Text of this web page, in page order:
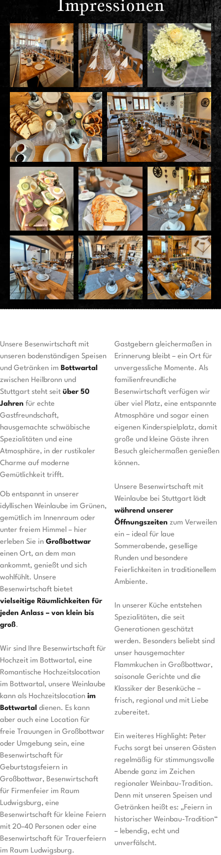
Unsere Besenwirtschaft mit
unseren bodenständigen Speisen
und Getränken im Bottwartal
zwischen Heilbronn und
Stuttgart steht seit über 50
Jahren für echte
Gastfreundschaft,
hausgemachte schwäbische
Spezialitäten und eine
Atmosphäre, in der rustikaler
Charme auf moderne
Gemütlichkeit trifft.
Ob entspannt in unserer
idyllischen Weinlaube im Grünen,
gemütlich im Innenraum oder
unter freiem Himmel – hier
erleben Sie in Großbottwar
einen Ort, an dem man
ankommt, genießt und sich
wohlfühlt. Unsere
Besenwirtschaft bietet
vielseitige Räumlichkeiten für
jeden Anlass – von klein bis
groß.
Wir sind Ihre Besenwirtschaft für
Hochzeit im Bottwartal, eine
Romantische Hochzeitslocation
im Bottwartal, unsere Weinlaube
kann als Hochzeitslocation im
Bottwartal dienen. Es kann
aber auch eine Location für
freie Trauungen in Großbottwar
oder Umgebung sein, eine
Besenwirtschaft für
Geburtstagsfeiern in
Großbottwar, Besenwirtschaft
für Firmenfeier im Raum
Ludwigsburg, eine
Besenwirtschaft für kleine Feiern
mit 20–40 Personen oder eine
Besenwirtschaft für Trauerfeiern
im Raum Ludwigsburg.
Gastgebern gleichermaßen in
Erinnerung bleibt – ein Ort für
unvergessliche Momente. Als
familienfreundliche
Besenwirtschaft verfügen wir
über viel Platz, eine entspannte
Atmosphäre und sogar einen
eigenen Kinderspielplatz, damit
große und kleine Gäste ihren
Besuch gleichermaßen genießen
können.
Unsere Besenwirtschaft mit
Weinlaube bei Stuttgart lädt
während unserer
Öffnungszeiten zum Verweilen
ein – ideal für laue
Sommerabende, gesellige
Runden und besondere
Feierlichkeiten in traditionellem
Ambiente.
In unserer Küche entstehen
Spezialitäten, die seit
Generationen geschätzt
werden. Besonders beliebt sind
unser hausgemachter
Flammkuchen in Großbottwar,
saisonale Gerichte und die
Klassiker der Besenküche –
frisch, regional und mit Liebe
zubereitet.
Ein weiteres Highlight: Peter
Fuchs sorgt bei unseren Gästen
regelmäßig für stimmungsvolle
Abende ganz im Zeichen
regionaler Weinbau-Tradition.
Denn mit unseren Speisen und
Getränken heißt es: „Feiern in
historischer Weinbau-Tradition“
– lebendig, echt und
unverfälscht.